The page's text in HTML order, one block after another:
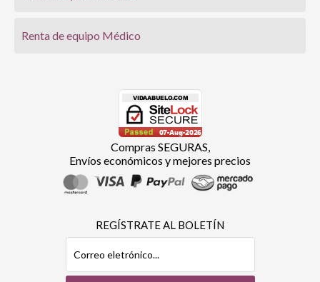
Renta de equipo Médico
Compras SEGURAS,
Envíos económicos y mejores precios
REGÍSTRATE AL BOLETÍN